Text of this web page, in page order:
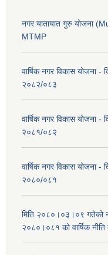
नगर यातायात गुरु योजना
MTMP
वार्षिक नगर विकास योजना
२०८२/०८३
वार्षिक नगर विकास योजना
२०८१/०८२
वार्षिक नगर विकास योजना
२०८०/०८१
मिति २०८०।०३।०९ गतेको
२०८०।०८१ को वार्षिक नीति